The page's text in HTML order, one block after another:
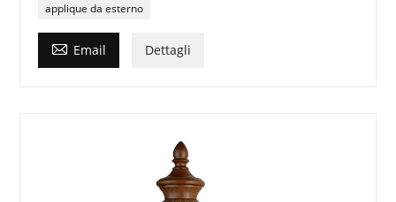
applique da esterno
 Email Dettagli